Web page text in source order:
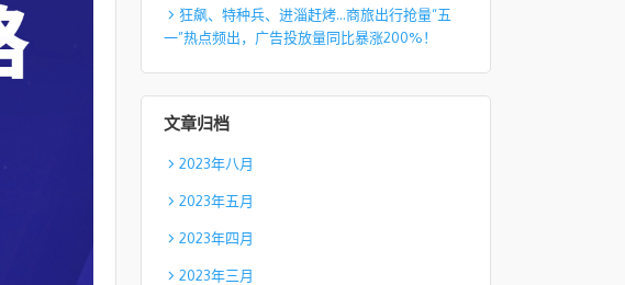
狂飙、特种兵、进淄赶烤…商旅出行抢量“五
一”热点频出，广告投放量同比暴涨200%！
文章归档
2023年八月
2023年五月
2023年四月
2023年三月